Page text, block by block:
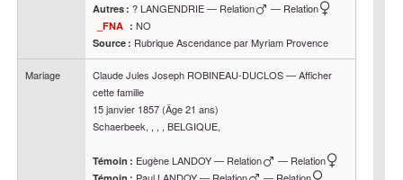
Autres : ?LANGENDRIE— Relation — Relation
_FNA : NO
Source : Rubrique Ascendance par Myriam Provence
Mariage Claude Jules Joseph ROBINEAU-DUCLOS—Afficher
cette famille
15 janvier 1857 (Âge 21 ans)
Schaerbeek, , , , BELGIQUE,
Témoin : EugèneLANDOY— Relation — Relation